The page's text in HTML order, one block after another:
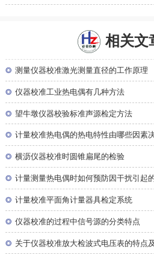
相关文
◎ 测量仪器校准激光测量直径的工作原理
◎ 仪器校准工业热电偶有几种方法
◎ 望牛墩仪器校验标准声源检定方法
◎ 计量校准热电偶的热电特性由哪些因素
◎ 横沥仪器校准时圆锥扁尾的检验
◎ 计量测量热电偶时如何预防因干扰引起
◎ 计量校准平面角计量器具检定系统
◎ 仪器校准的过程中信号源的分类特点
◎ 关于仪器校准放大检波式电压表的特点